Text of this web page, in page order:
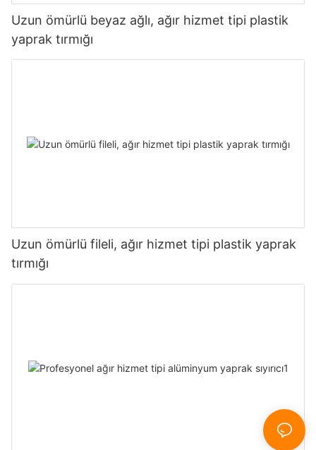
Uzun ömürlü beyaz ağlı, ağır hizmet tipi plastik
yaprak tırmığı
Uzun ömürlü fileli, ağır hizmet tipi plastik yaprak
tırmığı